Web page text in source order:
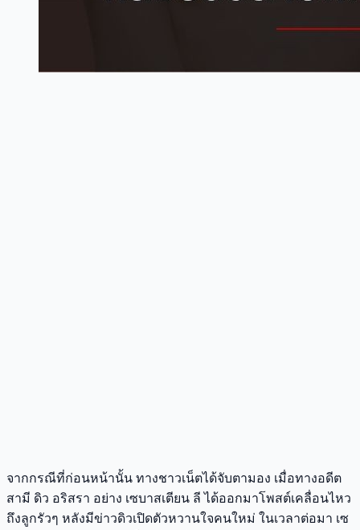
จากกรณีที่ก่อนหน้านั้น ทางชาวเน็ตได้จับตามอง เมื่อทางอดีต
สามี ดิว อริสรา อย่าง เซบาสเตียน ลี ได้ออกมาโพสต์เคลื่อนไหว
ถึงลูกรัวๆ หลังมีข่าวดิวเปิดตัวหวานใจคนใหม่ ในเวลาต่อมา เซ